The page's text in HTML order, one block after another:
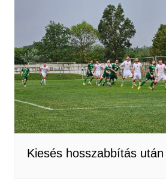
Kiesés hosszabbítás után